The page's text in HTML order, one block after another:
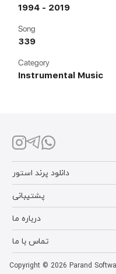
1994 - 2019
Song
339
Category
Instrumental Music
تماس با ما
درباره ما
پشتیبانی
دانلود پرند استور
Copyright © 2026 Parand